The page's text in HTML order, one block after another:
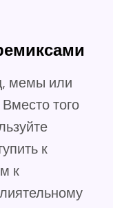
мемы или
того
к
к